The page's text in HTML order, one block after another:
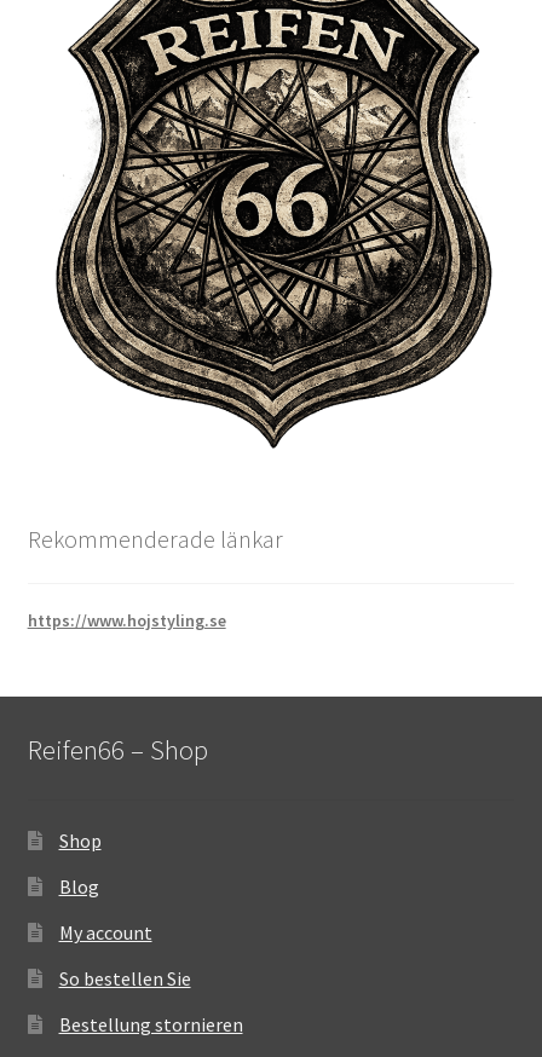
Rekommenderade länkar
https://www.hojstyling.se
Reifen66 – Shop
Shop
Blog
My account
So bestellen Sie
Bestellung stornieren